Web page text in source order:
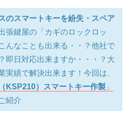
のスマートキーを紛失・スペア
張鍵屋の「カギのロックロッ
んなことも出来る・・？他社で
即日対応出来ますか・・・？大
実績で解決出来ます！今回は、
KSP210）スマートキー作製 」
紹介